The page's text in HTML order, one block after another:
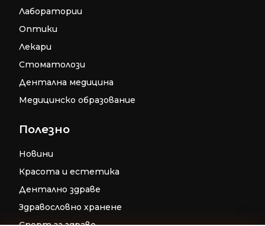
Лаборатории
Оптики
Лекари
Стоматолози
Дентална медицина
Медицинско образование
Полезно
Новини
Красота и естетика
Дентално здраве
Здравословно хранене